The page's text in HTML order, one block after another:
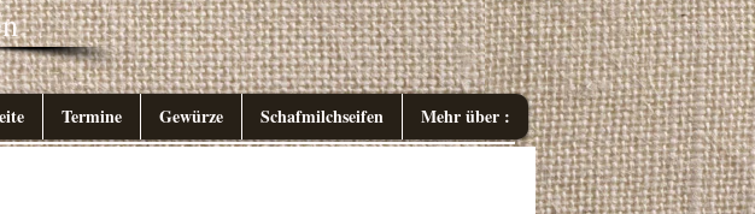
Termine Gewürze Schafmilchseifen Mehr über :